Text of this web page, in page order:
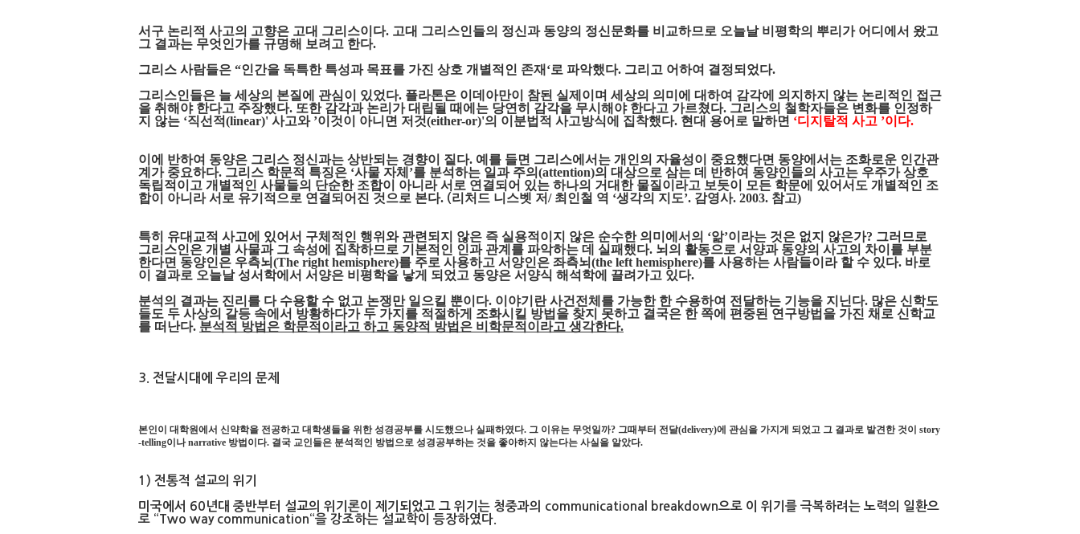
서구 논리적 사고의 고향은 고대 그리스이다. 고대 그리스인들의 정신과 동양의 정신문화를 비교하므로 오늘날 비평학의 뿌리가 어디에서 왔고
그 결과는 무엇인가를 규명해 보려고 한다.
그리스 사람들은 “인간을 독특한 특성과 목표를 가진 상호 개별적인 존재‘로 파악했다. 그리고 어하여 결정되었다.
그리스인들은 늘 세상의 본질에 관심이 있었다. 플라톤은 이데아만이 참된 실제이며 세상의 의미에 대하여 감각에 의지하지 않는 논리적인 접근
을 취해야 한다고 주장했다. 또한 감각과 논리가 대립될 때에는 당연히 감각을 무시해야 한다고 가르쳤다. 그리스의 철학자들은 변화를 인정하
지 않는 ‘직선적(linear)' 사고와 ’이것이 아니면 저것(either-or)'의 이분법적 사고방식에 집착했다. 현대 용어로 말하면 ‘디지탈적 사고 ’이다.
이에 반하여 동양은 그리스 정신과는 상반되는 경향이 짙다. 예를 들면 그리스에서는 개인의 자율성이 중요했다면 동양에서는 조화로운 인간관
계가 중요하다. 그리스 학문적 특징은 ‘사물 자체’를 분석하는 일과 주의(attention)의 대상으로 삼는 데 반하여 동양인들의 사고는 우주가 상호
독립적이고 개별적인 사물들의 단순한 조합이 아니라 서로 연결되어 있는 하나의 거대한 물질이라고 보듯이 모든 학문에 있어서도 개별적인 조
합이 아니라 서로 유기적으로 연결되어진 것으로 본다. (리처드 니스벳 저/ 최인철 역 ‘생각의 지도’. 감영사. 2003. 참고)
특히 유대교적 사고에 있어서 구체적인 행위와 관련되지 않은 즉 실용적이지 않은 순수한 의미에서의 ‘앎’이라는 것은 없지 않은가? 그러므로
그리스인은 개별 사물과 그 속성에 집착하므로 기본적인 인과 관계를 파악하는 데 실패했다. 뇌의 활동으로 서양과 동양의 사고의 차이를 부분
한다면 동양인은 우측뇌(The right hemisphere)를 주로 사용하고 서양인은 좌측뇌(the left hemisphere)를 사용하는 사람들이라 할 수 있다. 바로
이 결과로 오늘날 성서학에서 서양은 비평학을 낳게 되었고 동양은 서양식 해석학에 끌려가고 있다.
분석의 결과는 진리를 다 수용할 수 없고 논쟁만 일으킬 뿐이다. 이야기란 사건전체를 가능한 한 수용하여 전달하는 기능을 지닌다. 많은 신학도
들도 두 사상의 갈등 속에서 방황하다가 두 가지를 적절하게 조화시킬 방법을 찾지 못하고 결국은 한 쪽에 편중된 연구방법을 가진 채로 신학교
를 떠난다. 분석적 방법은 학문적이라고 하고 동양적 방법은 비학문적이라고 생각한다.
3. 전달시대에 우리의 문제
본인이 대학원에서 신약학을 전공하고 대학생들을 위한 성경공부를 시도했으나 실패하였다. 그 이유는 무엇일까? 그때부터 전달(delivery)에 관심을 가지게 되었고 그 결과로 발견한 것이 story
-telling이나 narrative 방법이다. 결국 교인들은 분석적인 방법으로 성경공부하는 것을 좋아하지 않는다는 사실을 알았다.
1) 전통적 설교의 위기
미국에서 60년대 중반부터 설교의 위기론이 제기되었고 그 위기는 청중과의 communicational breakdown으로 이 위기를 극복하려는 노력의 일환으
로 “Two way communication“을 강조하는 설교학이 등장하였다.